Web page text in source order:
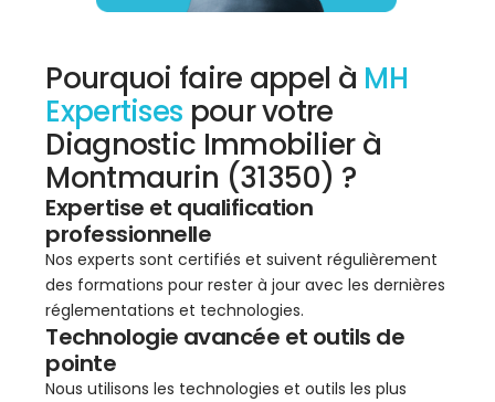
Pourquoi faire appel à MH
Expertises pour votre
Diagnostic Immobilier à
Montmaurin (31350) ?
Expertise et qualification
professionnelle
Nos experts sont certifiés et suivent régulièrement
des formations pour rester à jour avec les dernières
réglementations et technologies.
Technologie avancée et outils de
pointe
Nous utilisons les technologies et outils les plus